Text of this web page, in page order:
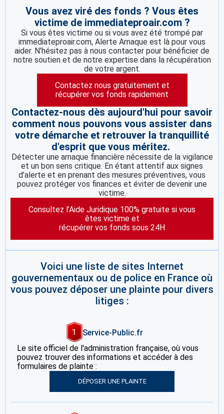
Vous avez viré des fonds ? Vous êtes
victime de immediateproair.com ?
Si vous êtes victime ou si vous avez été trompé par
immediateproair.com, Alerte Arnaque est là pour vous
aider. N'hésitez pas à nous contacter pour bénéficier de
notre soutien et de notre expertise dans la récupération
de votre argent.
Contactez nous gratuitement et
récupérer vos fonds rapidement
Contactez-nous dès aujourd'hui pour savoir
comment nous pouvons vous assister dans
votre démarche et retrouver la tranquillité
d'esprit que vous méritez.
Détecter une arnaque financière nécessite de la vigilance
et un bon sens critique. En étant attentif aux signes
d’alerte et en prenant des mesures préventives, vous
pouvez protéger vos finances et éviter de devenir une
victime.
Consultez l’Aide Juridique 100% gratuite si vous
êtes victime et
récupérer vos fonds sous 24H
Voici une liste de sites Internet
gouvernementaux ou de police en France où
vous pouvez déposer une plainte pour divers
litiges :
1
Service-Public.fr
Le site officiel de l'administration française, où vous
pouvez trouver des informations et accéder à des
formulaires de plainte :
DÉPOSER UNE PLAINTE